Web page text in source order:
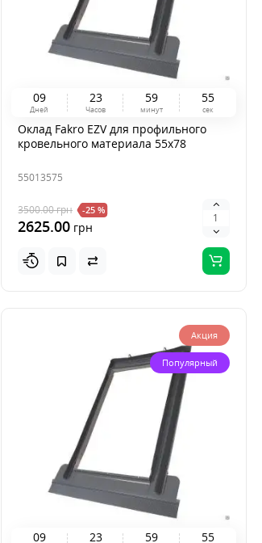
09
Дней
23
Часов
59
минут
54
сек
Оклад Fakro EZV для профильного
кровельного материала 55x78
55013575
3500.00грн -25 %
2625.00грн
Акция
Популярный
09 23 59 54